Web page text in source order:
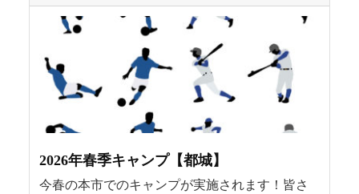
2026年春季キャンプ【都城】
今春の本市でのキャンプが実施されます！皆さ